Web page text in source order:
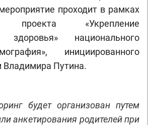
проходит в рамках
проекта «Укрепление
здоровья» национального
инициированного
Владимира Путина.
будет организован путем
анкетирования родителей при